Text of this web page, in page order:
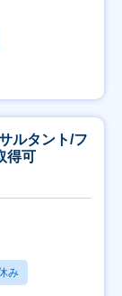
ルタント/フ
得可
み